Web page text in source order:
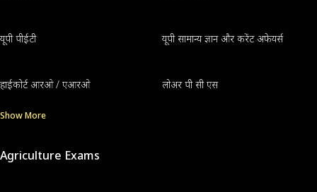
यूपी पीईटी यूपी सामान्य ज्ञान और करेंट अफेयर्स
हाईकोर्ट आरओ / एआरओ लोअर पी सी एस
Show More
Agriculture Exams